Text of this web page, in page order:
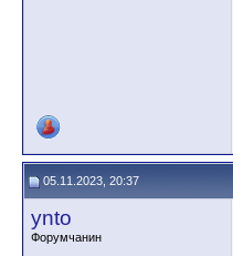
05.11.2023, 20:37
ynto
Форумчанин